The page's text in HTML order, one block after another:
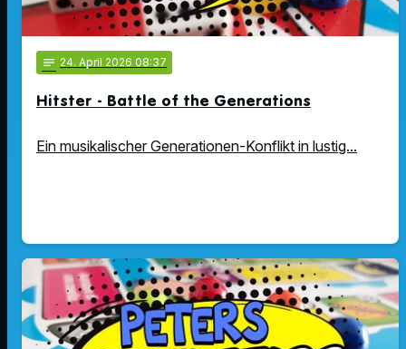
notes 24. April 2026 08:37
Hitster - Battle of the Generations
Ein musikalischer Generationen-Konflikt in lustig...